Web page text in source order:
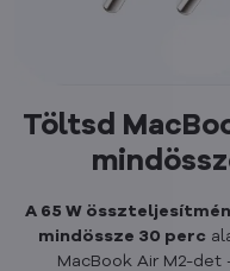
Töltsd
A 65 W
mindössze 30 perc
MacBook Air M2-